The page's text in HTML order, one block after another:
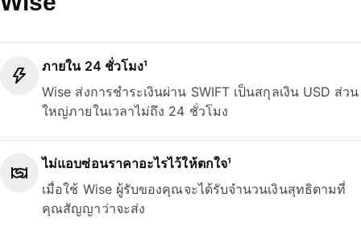
ภายใน 24 ชั่วโมง¹
Wise ส่งการชำระเงินผ่าน SWIFT เป็นสกุลเงิน USD ส่วน
ใหญ่ภายในเวลาไม่ถึง 24 ชั่วโมง
ไม่แอบซ่อนราคาอะไรไว้ให้ตกใจ¹
เมื่อใช้ Wise ผู้รับของคุณจะได้รับจำนวนเงินสุทธิตามที่
คุณสัญญาว่าจะส่ง